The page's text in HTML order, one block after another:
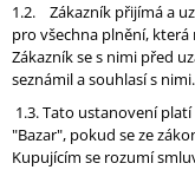
1.2. Zákazník přijímá a
pro všechna plnění, která
Zákazník se s nimi před
seznámil a souhlasí s nimi.
1.3. Tato ustanovení
"Bazar", pokud se ze
Kupujícím se rozumí
HLEDAT